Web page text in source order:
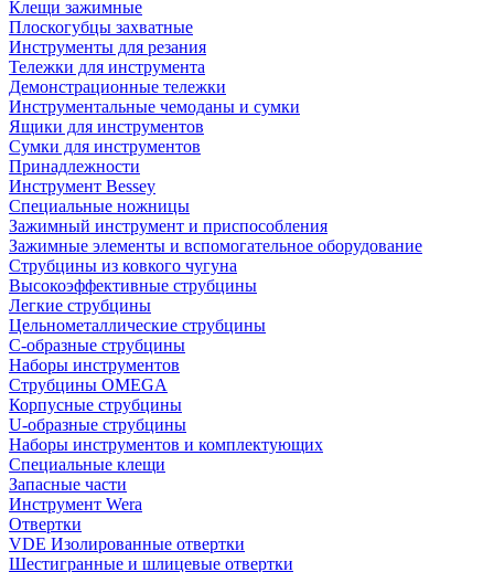
Клещи зажимные
Плоскогубцы захватные
Инструменты для резания
Тележки для инструмента
Демонстрационные тележки
Инструментальные чемоданы и сумки
Ящики для инструментов
Сумки для инструментов
Принадлежности
Инструмент Bessey
Специальные ножницы
Зажимный инструмент и приспособления
Зажимные элементы и вспомогательное оборудование
Струбцины из ковкого чугуна
Высокоэффективные струбцины
Легкие струбцины
Цельнометаллические струбцины
C-образные струбцины
Наборы инструментов
Струбцины OMEGA
Корпусные струбцины
U-образные струбцины
Наборы инструментов и комплектующих
Специальные клещи
Запасные части
Инструмент Wera
Отвертки
VDE Изолированные отвертки
Шестигранные и шлицевые отвертки